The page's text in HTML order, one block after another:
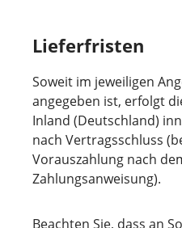
Lieferfristen
Soweit im jeweiligen
angegeben ist, erfolgt
Inland (Deutschland)
nach Vertragsschluss
Vorauszahlung nach
Zahlungsanweisung).
Beachten Sie, dass an